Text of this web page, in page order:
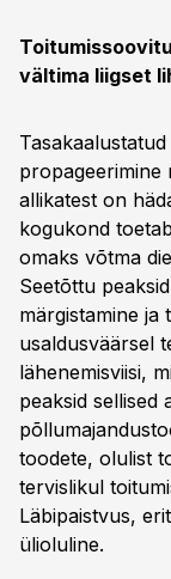
vältima liigset
propageerimine
allikatest on
kogukond
omaks võtma
Seetõttu
märgistamine ja
usaldusväärsel
lähenemisviisi,
peaksid sellised
toodete, olulist
tervislikul
Läbipaistvus,
ülioluline.